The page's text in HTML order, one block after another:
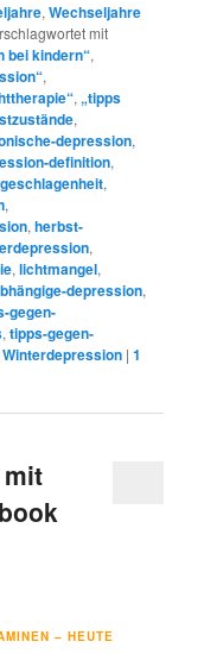
,Wechseljahre
mit
bei kindern“,
,
,„tipps
,
depression,
definition,
,
,
,herbst-
,
,lichtmangel,
depression,
gegen-
,tipps-gegen-
Winterdepression |1
– HEUTE